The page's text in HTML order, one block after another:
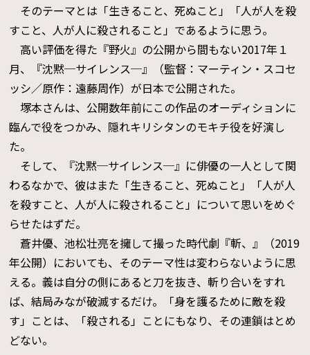
そのテーマとは「生きること、死ぬこと」「人が人を殺
すこと、人が人に殺されること」であるように思う。
高い評価を得た『野火』の公開から間もない2017年１
月、『沈黙─サイレンス─』（監督：マーティン・スコセ
ッシ／原作：遠藤周作）が日本で公開された。
塚本さんは、公開数年前にこの作品のオーディションに
臨んで役をつかみ、隠れキリシタンのモキチ役を好演し
た。
そして、『沈黙─サイレンス─』に俳優の一人として関
わるなかで、彼はまた「生きること、死ぬこと」「人が人
を殺すこと、人が人に殺されること」について思いをめぐ
らせたはずだ。
蒼井優、池松壮亮を擁して撮った時代劇『斬、』（2019
年公開）においても、そのテーマ性は変わらないように思
える。義は自分の側にあると刀を抜き、斬り合いをすれ
ば、結局みなが破滅するだけ。「身を護るために敵を殺
す」ことは、「殺される」ことにもなり、その連鎖はとめ
どない。